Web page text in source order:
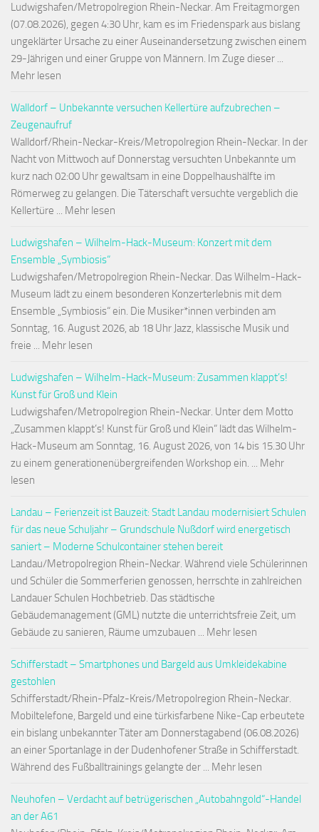
Ludwigshafen/Metropolregion Rhein-Neckar. Am Freitagmorgen
(07.08.2026), gegen 4:30 Uhr, kam es im Friedenspark aus bislang
ungeklärter Ursache zu einer Auseinandersetzung zwischen einem
29-Jährigen und einer Gruppe von Männern. Im Zuge dieser ...
Mehr lesen
Walldorf – Unbekannte versuchen Kellertüre aufzubrechen –
Zeugenaufruf
Walldorf/Rhein-Neckar-Kreis/Metropolregion Rhein-Neckar. In der
Nacht von Mittwoch auf Donnerstag versuchten Unbekannte um
kurz nach 02:00 Uhr gewaltsam in eine Doppelhaushälfte im
Römerweg zu gelangen. Die Täterschaft versuchte vergeblich die
Kellertüre ... Mehr lesen
Ludwigshafen – Wilhelm-Hack-Museum: Konzert mit dem
Ensemble „Symbiosis“
Ludwigshafen/Metropolregion Rhein-Neckar. Das Wilhelm-Hack-
Museum lädt zu einem besonderen Konzerterlebnis mit dem
Ensemble „Symbiosis“ ein. Die Musiker*innen verbinden am
Sonntag, 16. August 2026, ab 18 Uhr Jazz, klassische Musik und
freie ... Mehr lesen
Ludwigshafen – Wilhelm-Hack-Museum: Zusammen klappt’s!
Kunst für Groß und Klein
Ludwigshafen/Metropolregion Rhein-Neckar. Unter dem Motto
„Zusammen klappt’s! Kunst für Groß und Klein“ lädt das Wilhelm-
Hack-Museum am Sonntag, 16. August 2026, von 14 bis 15.30 Uhr
zu einem generationenübergreifenden Workshop ein. ... Mehr
lesen
Landau – Ferienzeit ist Bauzeit: Stadt Landau modernisiert Schulen
für das neue Schuljahr – Grundschule Nußdorf wird energetisch
saniert – Moderne Schulcontainer stehen bereit
Landau/Metropolregion Rhein-Neckar. Während viele Schülerinnen
und Schüler die Sommerferien genossen, herrschte in zahlreichen
Landauer Schulen Hochbetrieb. Das städtische
Gebäudemanagement (GML) nutzte die unterrichtsfreie Zeit, um
Gebäude zu sanieren, Räume umzubauen ... Mehr lesen
Schifferstadt – Smartphones und Bargeld aus Umkleidekabine
gestohlen
Schifferstadt/Rhein-Pfalz-Kreis/Metropolregion Rhein-Neckar.
Mobiltelefone, Bargeld und eine türkisfarbene Nike-Cap erbeutete
ein bislang unbekannter Täter am Donnerstagabend (06.08.2026)
an einer Sportanlage in der Dudenhofener Straße in Schifferstadt.
Während des Fußballtrainings gelangte der ... Mehr lesen
Neuhofen – Verdacht auf betrügerischen „Autobahngold“-Handel
an der A61